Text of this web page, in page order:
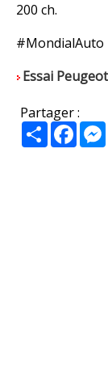
200 ch.
#MondialAuto
Essai
Partager :
Partager